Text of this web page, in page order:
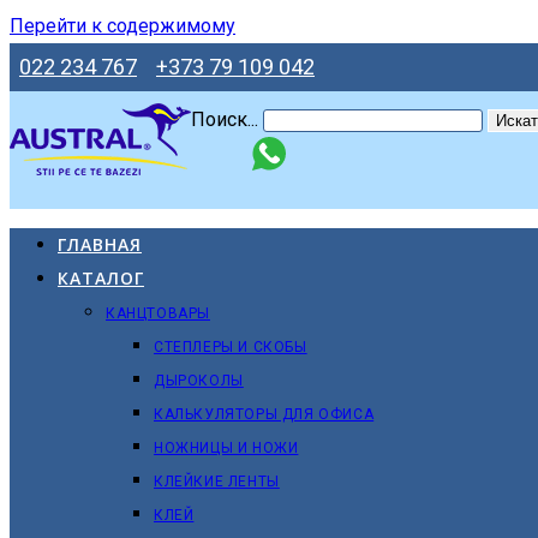
Перейти к содержимому
022 234 767 +373 79 109 042
Поиск...
ГЛАВНАЯ
КАТАЛОГ
КАНЦТОВАРЫ
СТЕПЛЕРЫ И СКОБЫ
ДЫРОКОЛЫ
КАЛЬКУЛЯТОРЫ ДЛЯ ОФИСА
НОЖНИЦЫ И НОЖИ
КЛЕЙКИЕ ЛЕНТЫ
КЛЕЙ